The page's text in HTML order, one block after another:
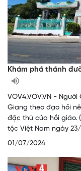
Khám phá thánh
VOV4.VOV.VN -
Giang theo đạo hồi
đặc thù của hồi giáo.
tộc Việt Nam ngày
01/07/2024